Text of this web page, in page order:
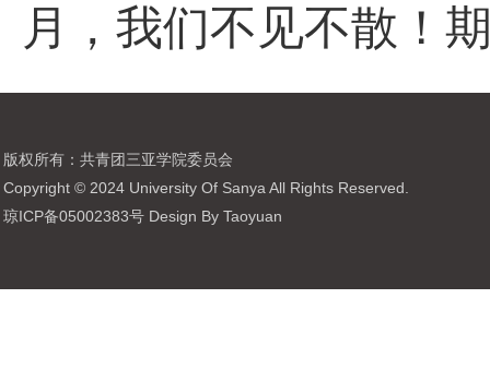
月，我们不见不散！
版权所有：共青团三亚学院委员会
Copyright © 2024 University Of Sanya All Rights Reserved.
琼ICP备05002383号 Design By Taoyuan